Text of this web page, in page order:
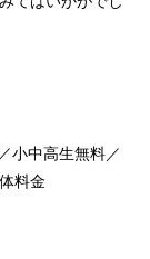
小中高生無料／
料金